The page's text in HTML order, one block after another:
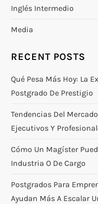
Inglés Intermedio
Media
RECENT POSTS
Qué Pesa Más Hoy: La
Postgrado De Prestigio
Tendencias Del
Ejecutivos Y
Cómo Un Magíster
Industria O De Cargo
Postgrados Para
Ayudan Más A Escalar